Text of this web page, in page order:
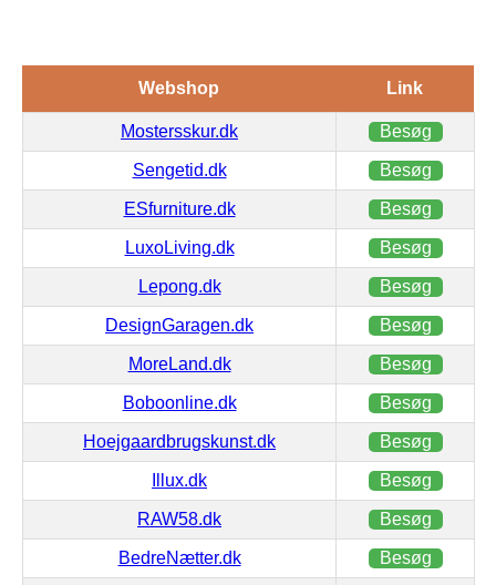
Webshop Link
Mostersskur.dk Besøg
Sengetid.dk Besøg
ESfurniture.dk Besøg
LuxoLiving.dk Besøg
Lepong.dk Besøg
DesignGaragen.dk Besøg
MoreLand.dk Besøg
Boboonline.dk Besøg
Hoejgaardbrugskunst.dk Besøg
Illux.dk Besøg
RAW58.dk Besøg
BedreNætter.dk Besøg